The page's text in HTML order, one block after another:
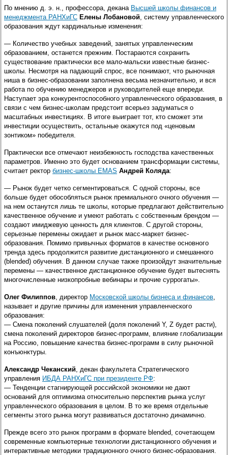
По мнению д. э. н., профессора, декана Высшей школы финансов и
менеджмента РАНХиГС Елены Лобановой , систему управленческого
образования ждут кардинальные изменения:
— Количество учебных заведений, занятых управленческим
образованием, останется прежним. Постараются сохранить
существование практически все мало-мальски известные бизнес-
школы. Несмотря на падающий спрос, все понимают, что рыночная
ниша в бизнес-образовании заполнена весьма незначительно, и вся
работа по обучению менеджеров и руководителей еще впереди.
Наступает эра конкурентоспособного управленческого образования, в
связи с чем бизнес-школам предстоит всерьез задуматься о
масштабных инвестициях. В итоге выиграет тот, кто сможет эти
инвестиции осуществить, остальные окажутся под «ценовым
зонтиком» победителя.
Практически все отмечают неизбежность господства качественных
параметров. Именно это будет основанием трансформации системы,
считает ректор бизнес-школы EMAS Андрей Коляда:
— Рынок будет четко сегментироваться. С одной стороны, все
больше будет обособляться рынок премиального очного обучения —
на нем останутся лишь те школы, которые предлагают действительно
качественное обучение и умеют работать с собственным брендом —
создают имиджевую ценность для клиентов. С другой стороны,
серьезные перемены ожидает и рынок масс-маркет бизнес-
образования. Помимо привычных форматов в качестве основного
тренда здесь продолжится развитие дистанционного и смешанного
(blended) обучения. В данном случае также произойдут значительные
перемены — качественное дистанционное обучение будет вытеснять
многочисленные низкопробные вебинары и прочие суррогаты».
Олег Филиппов , директор Московской школы бизнеса и финансов
называет и другие причины для изменения управленческого
образования:
— Смена поколений слушателей (доля поколений Y, Z будет расти),
смена поколений директоров бизнес-программ, влияние глобализации
на Россию, повышение качества бизнес-программ в силу рыночной
конъюнктуры.
Александр Чеканский , декан факультета Стратегического
управления ИБДА РАНХиГС при президенте РФ:
— Тенденции стагнирующей российской экономики не дают
оснований для оптимизма относительно перспектив рынка услуг
управленческого образования в целом. В то же время отдельные
сегменты этого рынка могут развиваться достаточно динамично.
Прежде всего это рынок программ в формате blended, сочетающем
современные компьютерные технологии дистанционного обучения и
интерактивные методики традиционного очного бизнес-образования.